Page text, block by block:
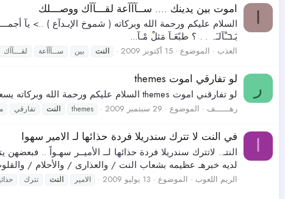
اموت بين يدينك .... ســآآآعة لقـــآآك ووصـــلك
السلام عليكم ورحمة الله وبركاته ( شموخ الإبـدآع ) ..> يآ
بَـבـْآلـَﮧ . . ؟ طبًعَـآ مَثلْ مْـآ...
العذب الموضوع 15 أكتوبر 2009 النت بين ســآآآعة لقـــآآك
ر لو تفارقي اموت themes
لو تفارقني اموت themes السلام عليكم ورحمة الله وبركاته يسعد صباحكم / ومسائكم ثيمات جوال اكثر من رائعة...
رهــــــف الموضوع 29 سبتمبر 2009 themes النت تفارقي
في النت لا تترك سندريلا فردة حذائها لـ الامير سهوا
النتـ.. لاتترك سندريلا فردة حذائها لــ الأميــر سهـواً ..
لديه خبرهـ عظيمه بشعاب النت / والعذارى / والأحلام /
الريم اللعوب الموضوع 13 يوليو 2009 الامير النت تترك